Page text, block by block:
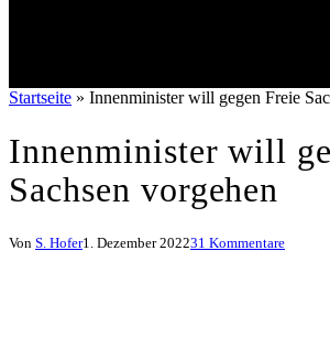
Startseite » Innenminister will gegen Freie
Innenminister will
Sachsen vorgehen
Von S. Hofer1. Dezember 202231 Kommentare